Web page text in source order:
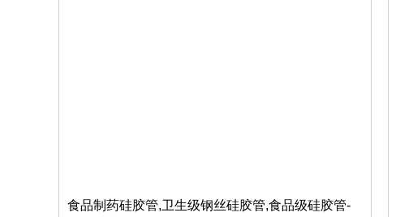
食品制药硅胶管,卫生级钢丝硅胶管,食品级硅胶管-